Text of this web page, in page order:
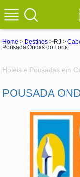
Home > Destinos > RJ >
Pousada Ondas do Forte
Hotéis e Pousadas em
POUSADA